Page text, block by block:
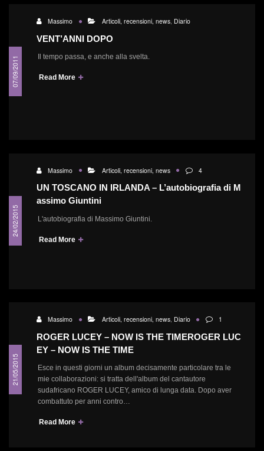
07/09/2011
Massimo Articoli, recensioni, news, Diario
VENT’ANNI DOPO
Il tempo passa, e anche alla svelta.
Read More
24/02/2015
Massimo Articoli, recensioni, news 4
UN TOSCANO IN IRLANDA – L’autobiografia di M
assimo Giuntini
L'autobiografia di Massimo Giuntini.
Read More
21/05/2015
Massimo Articoli, recensioni, news, Diario 1
ROGER LUCEY – NOW IS THE TIMEROGER LUC
EY – NOW IS THE TIME
Esce in questi giorni un album decisamente particolare tra le
mie collaborazioni: si tratta dell'album del cantautore
sudafricano ROGER LUCEY, amico di lunga data. Dopo aver
combattuto per anni contro…
Read More